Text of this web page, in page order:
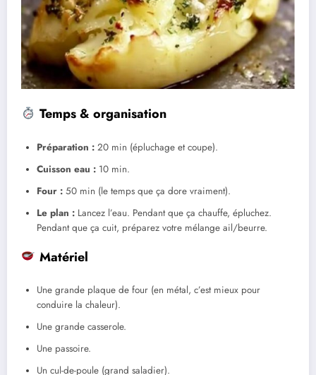
Temps & organisation
Préparation : 20 min (épluchage et coupe).
Cuisson eau : 10 min.
Four : 50 min (le temps que ça dore vraiment).
Le plan : Lancez l’eau. Pendant que ça chauffe, épluchez.
Pendant que ça cuit, préparez votre mélange ail/beurre.
Matériel
Une grande plaque de four (en métal, c’est mieux pour
conduire la chaleur).
Une grande casserole.
Une passoire.
Un cul-de-poule (grand saladier).